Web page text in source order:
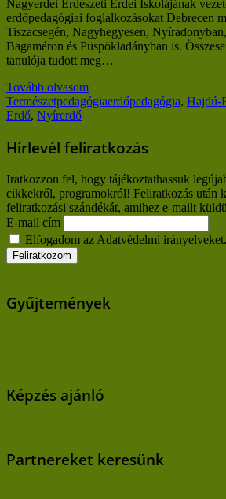
Nagyerdei Erdészeti Erdei Iskolájának
erdőpedagógiai foglalkozásokat Debrecen
Tiszacsegén, Nagyhegyesen,
Bagaméron és Püspökladányban is.
tanulója tudott meg…
Tovább olvasom
Természetpedagógiaerdőpedagógia, Hajdú-
Erdő, Nyírerdő
Hírlevél feliratkozás
Iratkozzon fel, hogy tájékoztathassuk
cikkekről, programokról! Feliratkozás után
feliratkozási szándékát, amihez e-mailt
E-mail cím
Elfogadom az Adatvédelmi irányelveket.
Gyűjtemények
Képzés ajánló
Partnereket keresünk